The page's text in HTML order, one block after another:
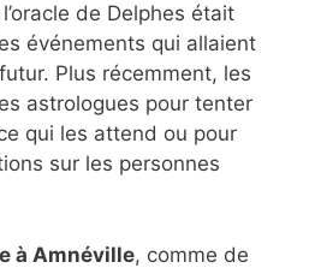
de Delphes était
événements qui allaient
Plus récemment, les
astrologues pour tenter
qui les attend ou pour
sur les personnes
à Amnéville, comme de